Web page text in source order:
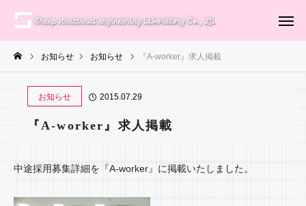
お知らせ お知らせ 『A-worker』求人掲載
お知らせ 2015.07.29
『A-worker』求人掲載
中途採用募集詳細を『A-worker』に掲載いたしました。